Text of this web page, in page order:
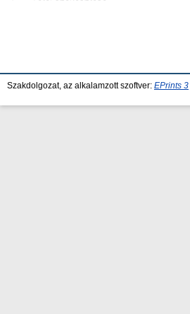
Szakdolgozat, az alkalamzott szoftver: EPrints 3